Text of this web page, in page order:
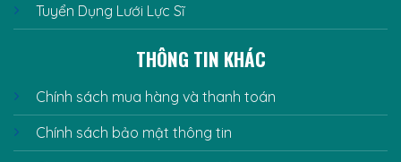
Tuyển Dụng Lưới Lực Sĩ
THÔNG TIN KHÁC
Chính sách mua hàng và thanh toán
Chính sách bảo mật thông tin